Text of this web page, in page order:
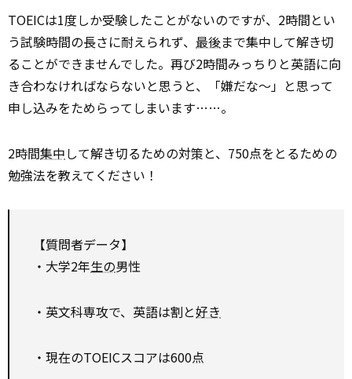
TOEICは1度しか受験したことがないのですが、2時間とい
う試験時間の長さに耐えられず、 最後まで集中して解き切
ることができませんでした。再び2時間みっちりと英語に向
き合わなければならないと思うと、「嫌だな～」と思って
申し込みをためらってしまいます……。
2時間集中して解き切るための対策と、750点をとるための
勉強法を教えてください！
【質問者データ】
・大学2年生の男性
・英文科専攻で、英語は割と好き
・現在のTOEICスコアは600点